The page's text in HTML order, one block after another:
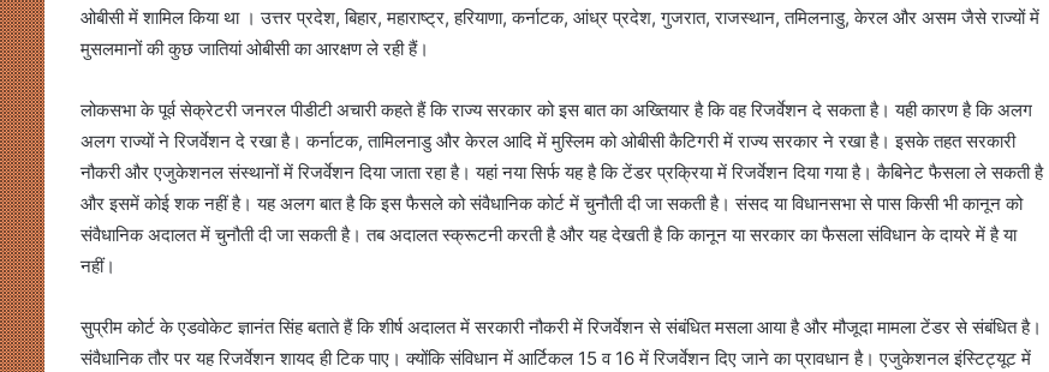
ओबीसी में शामिल किया था । उत्तर प्रदेश, बिहार, महाराष्ट्र, हरियाणा, कर्नाटक, आंध्र प्रदेश, गुजरात, राजस्थान, तमिलनाडु, केरल और असम जैसे राज्यों में
मुसलमानों की कुछ जातियां ओबीसी का आरक्षण ले रही हैं।
लोकसभा के पूर्व सेक्रेटरी जनरल पीडीटी अचारी कहते हैं कि राज्य सरकार को इस बात का अख्तियार है कि वह रिजर्वेशन दे सकता है। यही कारण है कि अलग
अलग राज्यों ने रिजर्वेशन दे रखा है। कर्नाटक, तामिलनाडु और केरल आदि में मुस्लिम को ओबीसी कैटिगरी में राज्य सरकार ने रखा है। इसके तहत सरकारी
नौकरी और एजुकेशनल संस्थानों में रिजर्वेशन दिया जाता रहा है। यहां नया सिर्फ यह है कि टेंडर प्रक्रिया में रिजर्वेशन दिया गया है। कैबिनेट फैसला ले सकती है
और इसमें कोई शक नहीं है। यह अलग बात है कि इस फैसले को संवैधानिक कोर्ट में चुनौती दी जा सकती है। संसद या विधानसभा से पास किसी भी कानून को
संवैधानिक अदालत में चुनौती दी जा सकती है। तब अदालत स्क्रूटनी करती है और यह देखती है कि कानून या सरकार का फैसला संविधान के दायरे में है या
नहीं।
सुप्रीम कोर्ट के एडवोकेट ज्ञानंत सिंह बताते हैं कि शीर्ष अदालत में सरकारी नौकरी में रिजर्वेशन से संबंधित मसला आया है और मौजूदा मामला टेंडर से संबंधित है।
संवैधानिक तौर पर यह रिजर्वेशन शायद ही टिक पाए। क्योंकि संविधान में आर्टिकल 15 व 16 में रिजर्वेशन दिए जाने का प्रावधान है। एजुकेशनल इंस्टिट्यूट में